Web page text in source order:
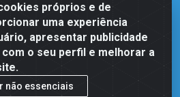
próprios e de
uma experiência
apresentar publicidade
o seu perfil e melhorar a
não essenciais
Mário Câmara, 1815 - Dix-
RN - CEP 59054-600 - CNPJ
0001-51